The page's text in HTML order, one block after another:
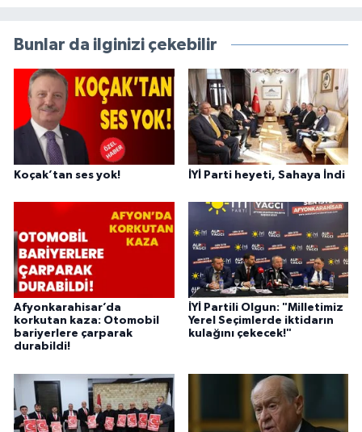
Bunlar da ilginizi çekebilir
Koçak’tan ses yok! İYİ Parti heyeti, Sahaya İndi
Afyonkarahisar’da
korkutan kaza: Otomobil
bariyerlere çarparak
durabildi!
İYİ Partili Olgun: "Milletimiz
Yerel Seçimlerde iktidarın
kulağını çekecek!"